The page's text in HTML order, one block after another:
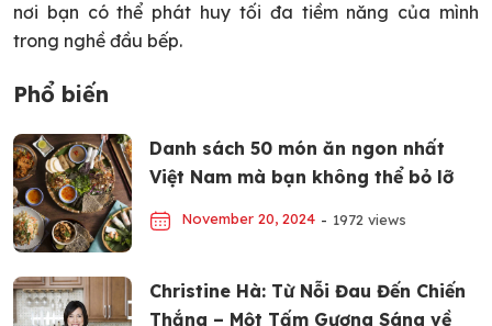
nơi bạn có thể phát huy tối đa tiềm năng của mình
trong nghề đầu bếp.
Phổ biến
Danh sách 50 món ăn ngon nhất
Việt Nam mà bạn không thể bỏ lỡ
November 20, 2024 - 1972 views
Christine Hà: Từ Nỗi Đau Đến Chiến
Thắng – Một Tấm Gương Sáng về